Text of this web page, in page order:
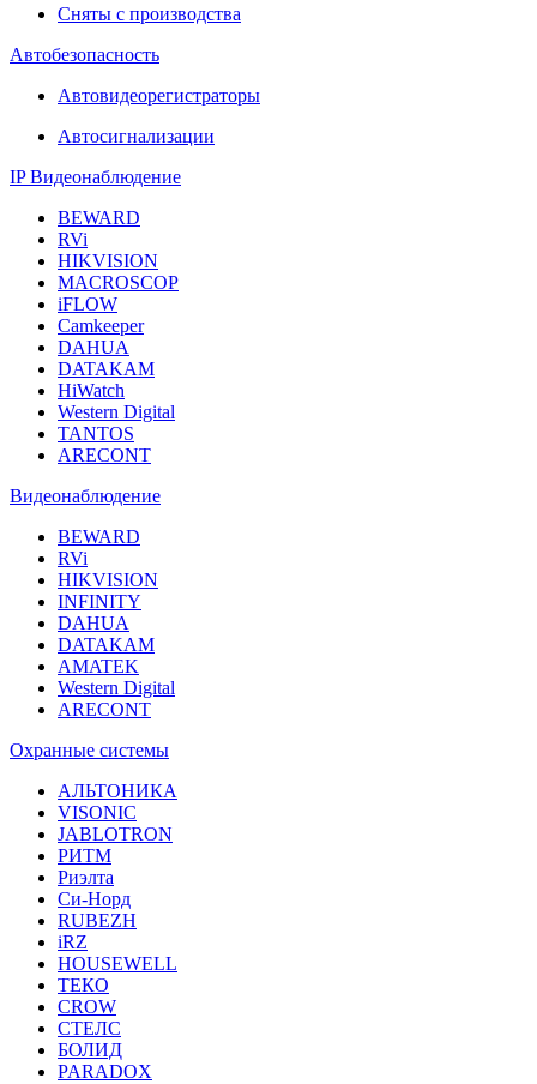
Сняты с производства
Автобезопасность
Автовидеорегистраторы
Автосигнализации
IP Видеонаблюдение
BEWARD
RVi
HIKVISION
MACROSCOP
iFLOW
Camkeeper
DAHUA
DATAKAM
HiWatch
Western Digital
TANTOS
ARECONT
Видеонаблюдение
BEWARD
RVi
HIKVISION
INFINITY
DAHUA
DATAKAM
AMATEK
Western Digital
ARECONT
Охранные системы
АЛЬТОНИКА
VISONIC
JABLOTRON
РИТМ
Риэлта
Си-Норд
RUBEZH
iRZ
HOUSEWELL
ТЕКО
CROW
СТЕЛС
БОЛИД
PARADOX